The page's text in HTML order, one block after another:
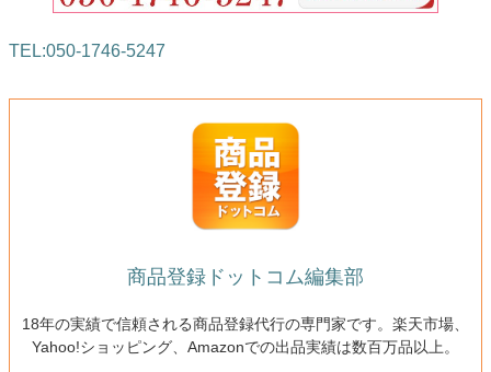
TEL:050-1746-5247
商品登録ドットコム編集部
18年の実績で信頼される商品登録代行の専門家です。楽天市場、
Yahoo!ショッピング、Amazonでの出品実績は数百万品以上。